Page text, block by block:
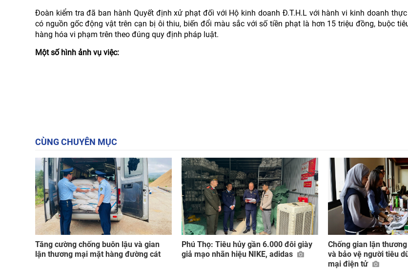
Đoàn kiểm tra đã ban hành Quyết định xử phạt đối với Hộ kinh doanh Đ.T.H.L với hành vi kinh doanh
có nguồn gốc động vật trên cạn bị ôi thiu, biến đổi màu sắc với số tiền phạt là hơn 15 triệu đồng, buộc
hàng hóa vi phạm trên theo đúng quy định pháp luật.
Một số hình ảnh vụ việc:
CÙNG CHUYÊN MỤC
Tăng cường chống buôn lậu và gian
lận thương mại mặt hàng đường cát
Phú Thọ: Tiêu hủy gần 6.000 đôi giày
giả mạo nhãn hiệu NIKE, adidas
Chống gian lận
và bảo vệ người tiêu
mại điện tử